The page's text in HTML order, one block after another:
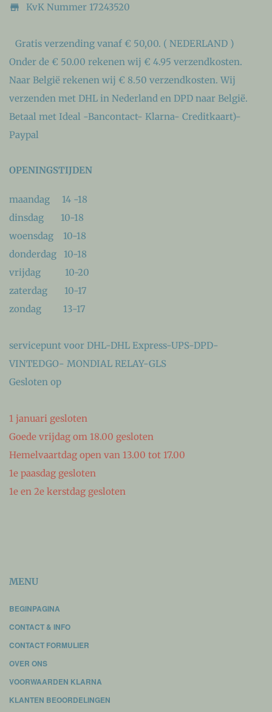
 KvK Nummer 17243520
Gratis verzending vanaf € 50,00. ( NEDERLAND )
Onder de € 50.00 rekenen wij € 4.95 verzendkosten.
Naar België rekenen wij € 8.50 verzendkosten. Wij
verzenden met DHL in Nederland en DPD naar België.
Betaal met Ideal -Bancontact- Klarna- Creditkaart)-
Paypal
OPENINGSTIJDEN
maandag 14 -18
dinsdag 10-18
woensdag 10-18
donderdag 10-18
vrijdag 10-20
zaterdag 10-17
zondag 13-17
servicepunt voor DHL-DHL Express-UPS-DPD-
VINTEDGO- MONDIAL RELAY-GLS
Gesloten op
1 januari gesloten
Goede vrijdag om 18.00 gesloten
Hemelvaartdag open van 13.00 tot 17.00
1e paasdag gesloten
1e en 2e kerstdag gesloten
MENU
BEGINPAGINA
CONTACT & INFO
CONTACT FORMULIER
OVER ONS
VOORWAARDEN KLARNA
KLANTEN BEOORDELINGEN